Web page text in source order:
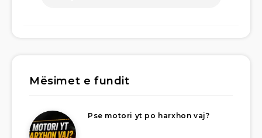
Mësimet e fundit
Pse motori yt po harxhon vaj?